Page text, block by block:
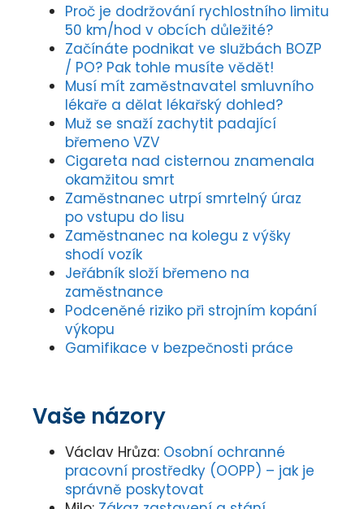
Proč je dodržování rychlostního limitu
50 km/hod v obcích důležité?
Začínáte podnikat ve službách BOZP
/ PO? Pak tohle musíte vědět!
Musí mít zaměstnavatel smluvního
lékaře a dělat lékařský dohled?
Muž se snaží zachytit padající
břemeno VZV
Cigareta nad cisternou znamenala
okamžitou smrt
Zaměstnanec utrpí smrtelný úraz
po vstupu do lisu
Zaměstnanec na kolegu z výšky
shodí vozík
Jeřábník složí břemeno na
zaměstnance
Podceněné riziko při strojním kopání
výkopu
Gamifikace v bezpečnosti práce
Vaše názory
Václav Hrůza: Osobní ochranné
pracovní prostředky (OOPP) – jak je
správně poskytovat